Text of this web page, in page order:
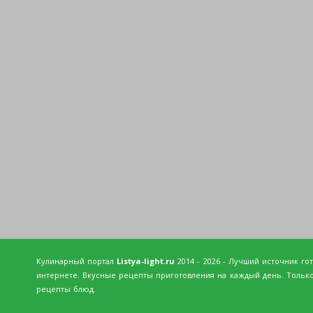
Кулинарный портал Listya-light.ru 2014 - 2026 - Лучший источник
интернете. Вкусные рецепты приготовления на каждый день.
рецепты блюд.